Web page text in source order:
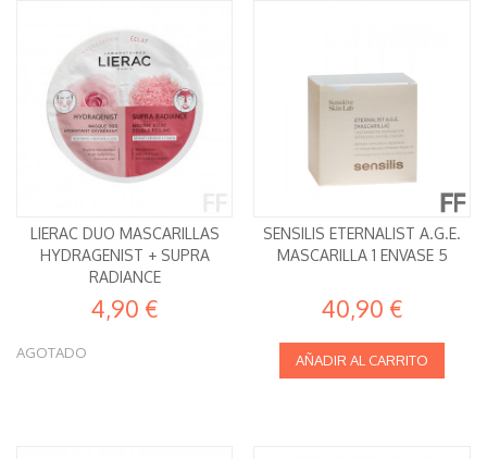
LIERAC DUO MASCARILLAS
HYDRAGENIST + SUPRA
RADIANCE
4,90 €
AGOTADO
SENSILIS ETERNALIST A.G.E.
MASCARILLA 1 ENVASE 5
40,90 €
AÑADIR AL CARRITO